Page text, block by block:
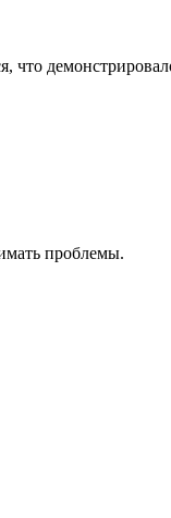
что
проблемы.